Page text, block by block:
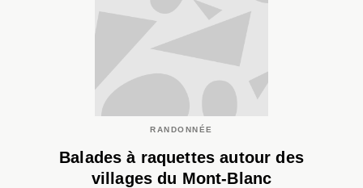
RANDONNÉE
Balades à raquettes autour des
villages du Mont-Blanc